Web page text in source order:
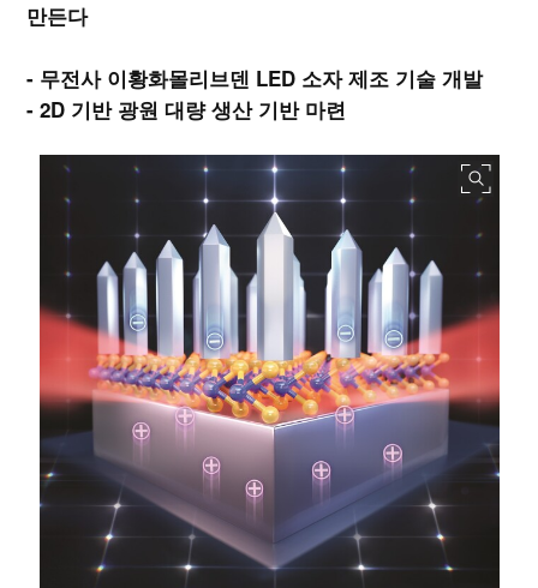
만든다
- 무전사 이황화몰리브덴 LED 소자 제조 기술 개발
- 2D 기반 광원 대량 생산 기반 마련